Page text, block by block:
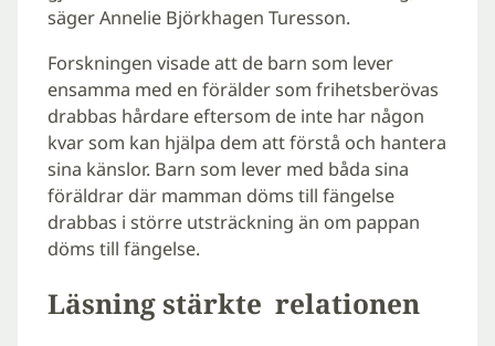
säger Annelie Björkhagen Turesson.
Forskningen visade att de barn som lever
ensamma med en förälder som frihetsberövas
drabbas hårdare eftersom de inte har någon
kvar som kan hjälpa dem att förstå och hantera
sina känslor. Barn som lever med båda sina
föräldrar där mamman döms till fängelse
drabbas i större utsträckning än om pappan
döms till fängelse.
Läsning stärkte relationen